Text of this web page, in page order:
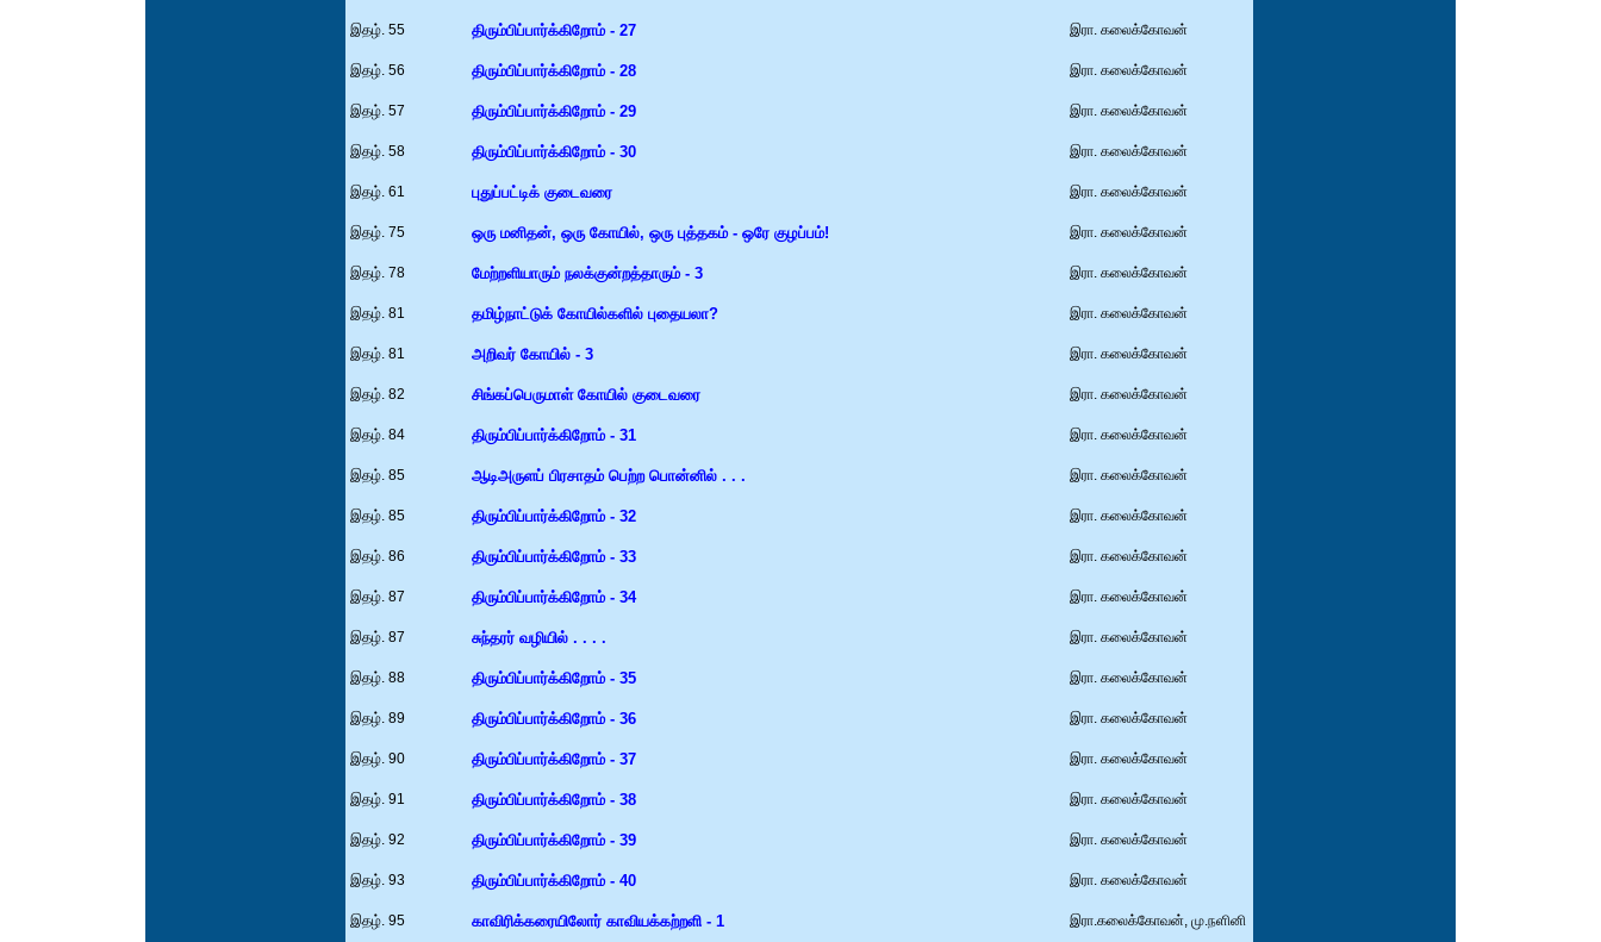
இதழ். 55 திரும்பிப்பார்க்கிறோம் - 27 இரா. கலைக்கோவன்
இதழ். 56 திரும்பிப்பார்க்கிறோம் - 28 இரா. கலைக்கோவன்
இதழ். 57 திரும்பிப்பார்க்கிறோம் - 29 இரா. கலைக்கோவன்
இதழ். 58 திரும்பிப்பார்க்கிறோம் - 30 இரா. கலைக்கோவன்
இதழ். 61 புதுப்பட்டிக் குடைவரை இரா. கலைக்கோவன்
இதழ். 75 ஒரு மனிதன், ஒரு கோயில், ஒரு புத்தகம் - ஒரே குழப்பம்! இரா. கலைக்கோவன்
இதழ். 78 மேற்றளியாரும் நலக்குன்றத்தாரும் - 3 இரா. கலைக்கோவன்
இதழ். 81 தமிழ்நாட்டுக் கோயில்களில் புதையலா? இரா. கலைக்கோவன்
இதழ். 81 அறிவர் கோயில் - 3 இரா. கலைக்கோவன்
இதழ். 82 சிங்கப்பெருமாள் கோயில் குடைவரை இரா. கலைக்கோவன்
இதழ். 84 திரும்பிப்பார்க்கிறோம் - 31 இரா. கலைக்கோவன்
இதழ். 85 ஆடிஅருளப் பிரசாதம் பெற்ற பொன்னில் . . . இரா. கலைக்கோவன்
இதழ். 85 திரும்பிப்பார்க்கிறோம் - 32 இரா. கலைக்கோவன்
இதழ். 86 திரும்பிப்பார்க்கிறோம் - 33 இரா. கலைக்கோவன்
இதழ். 87 திரும்பிப்பார்க்கிறோம் - 34 இரா. கலைக்கோவன்
இதழ். 87 சுந்தரர் வழியில் . . . . இரா. கலைக்கோவன்
இதழ். 88 திரும்பிப்பார்க்கிறோம் - 35 இரா. கலைக்கோவன்
இதழ். 89 திரும்பிப்பார்க்கிறோம் - 36 இரா. கலைக்கோவன்
இதழ். 90 திரும்பிப்பார்க்கிறோம் - 37 இரா. கலைக்கோவன்
இதழ். 91 திரும்பிப்பார்க்கிறோம் - 38 இரா. கலைக்கோவன்
இதழ். 92 திரும்பிப்பார்க்கிறோம் - 39 இரா. கலைக்கோவன்
இதழ். 93 திரும்பிப்பார்க்கிறோம் - 40 இரா. கலைக்கோவன்
இதழ். 95 காவிரிக்கரையிலோர் காவியக்கற்றளி - 1 இரா.கலைக்கோவன், மு.நளினி